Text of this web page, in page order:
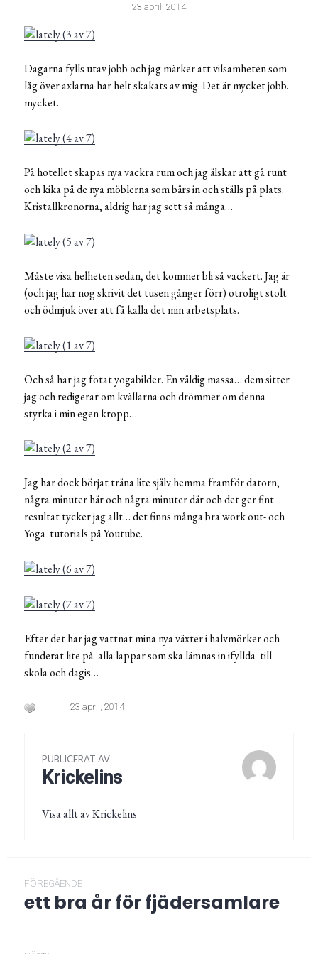
23 april, 2014
Dagarna fylls utav jobb och jag märker att vilsamheten som
låg över axlarna har helt skakats av mig. Det är mycket jobb.
mycket.
På hotellet skapas nya vackra rum och jag älskar att gå runt
och kika på de nya möblerna som bärs in och ställs på plats.
Kristallkronorna, aldrig har jag sett så många…
Måste visa helheten sedan, det kommer bli så vackert. Jag är
(och jag har nog skrivit det tusen gånger förr) otroligt stolt
och ödmjuk över att få kalla det min arbetsplats.
Och så har jag fotat yogabilder. En väldig massa… dem sitter
jag och redigerar om kvällarna och drömmer om denna
styrka i min egen kropp…
Jag har dock börjat träna lite själv hemma framför datorn,
några minuter här och några minuter där och det ger fint
resultat tycker jag allt… det finns många bra work out- och
Yoga tutorials på Youtube.
Efter det har jag vattnat mina nya växter i halvmörker och
funderat lite på alla lappar som ska lämnas in ifyllda till
skola och dagis…
23 april, 2014
PUBLICERAT AV
Krickelins
Visa allt av Krickelins
FÖREGÅENDE
Föregående
ett bra år för fjädersamlare